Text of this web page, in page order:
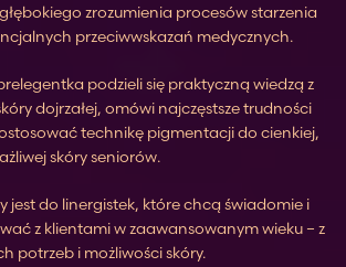
zrozumienia procesów starzenia
przeciwwskazań medycznych.
podzieli się praktyczną wiedzą z
dojrzałej, omówi najczęstsze trudności
technikę pigmentacji do cienkiej,
skóry seniorów.
jest do linergistek, które chcą świadomie i
z klientami w zaawansowanym wieku – z
potrzeb i możliwości skóry.